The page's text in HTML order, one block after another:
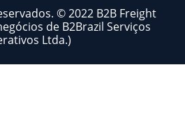
© 2022 B2B Freight
de B2Brazil Serviços
Ltda.)